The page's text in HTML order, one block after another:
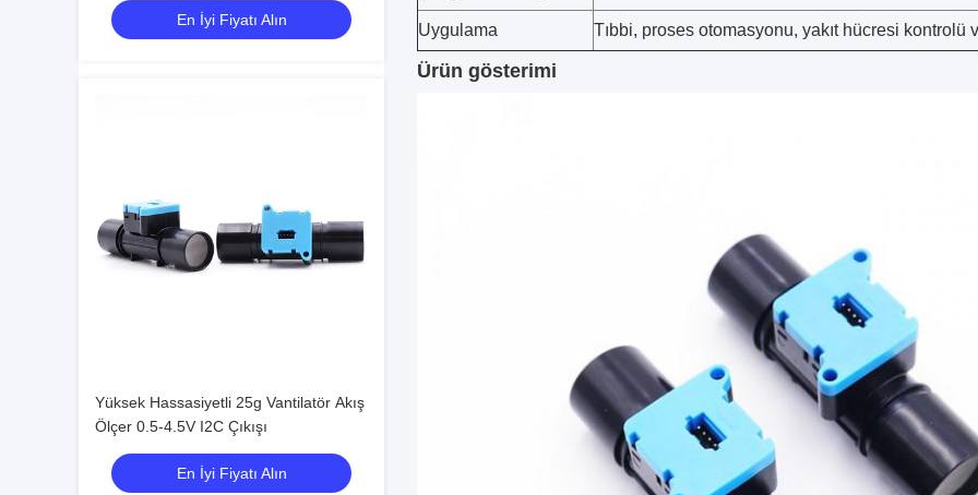
En İyi Fiyatı Alın
Yüksek Hassasiyetli 25g Vantilatör Akış
Ölçer 0.5-4.5V I2C Çıkışı
En İyi Fiyatı Alın
Uygulama Tıbbi, proses otomasyonu, yakıt hücresi kontrolü
Ürün gösterimi